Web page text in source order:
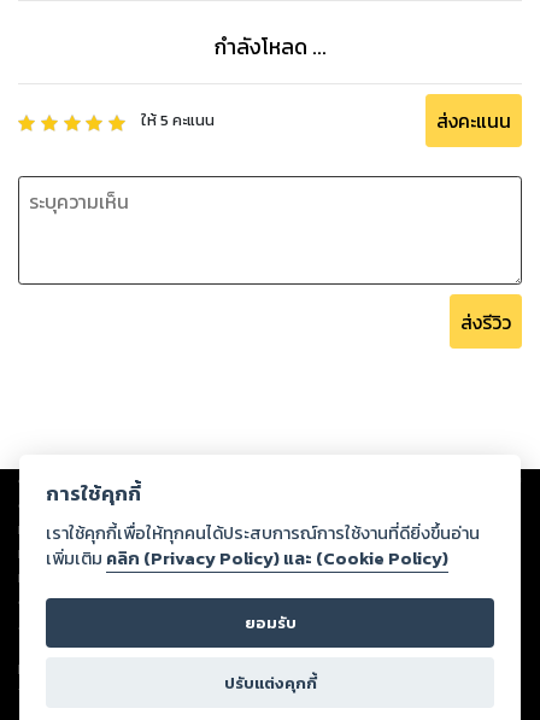
กำลังโหลด ...
ให้5 คะแนน ส่งคะแนน
ส่งรีวิว
Copyright © 2026
ต่อผลงานหรือเนื้อหาใดที่อัปโหลดผ่านเว็บไซต์และปรากฏว่าละเมิดสิทธิใน
ทรัพย์สินทางปัญญาของบุคคลอื่นหรือขัดต่อกฎหมายและศีลธรรม ดังนั้น ผู้อ่าน
ทุกท่านโปรดใช้วิจารณญาณในการกลั่นกรองด้วยตนเอง และหากท่านพบว่าส่วน
หนึ่งส่วนใดขัดต่อกฎหมายและศีลธรรม กรุณาแจ้งมายังบริษัท เพื่อทีมงานจะได้
ดำเนินการในทันที ทั้งนี้ ทางสตอรี่ล็อกขอสงวนลิขสิทธิ์ตามพระราชบัญญัติ
ลิขสิทธิ์ พ.ศ. 2537 (ฉบับล่าสุด)
For support: member@ookbee.com
Version
การใช้คุกกี้
เราใช้คุกกี้เพื่อให้ทุกคนได้ประสบการณ์การใช้งานที่ดียิ่งขึ้นอ่าน
เพิ่มเติม คลิก (Privacy Policy) และ (Cookie Policy)
ยอมรับ
ปรับแต่งคุกกี้